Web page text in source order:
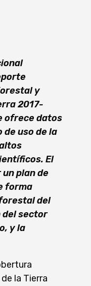
y
2017-
ofrece datos
de uso de la
El
plan de
forma
del
del sector
y la
la Tierra